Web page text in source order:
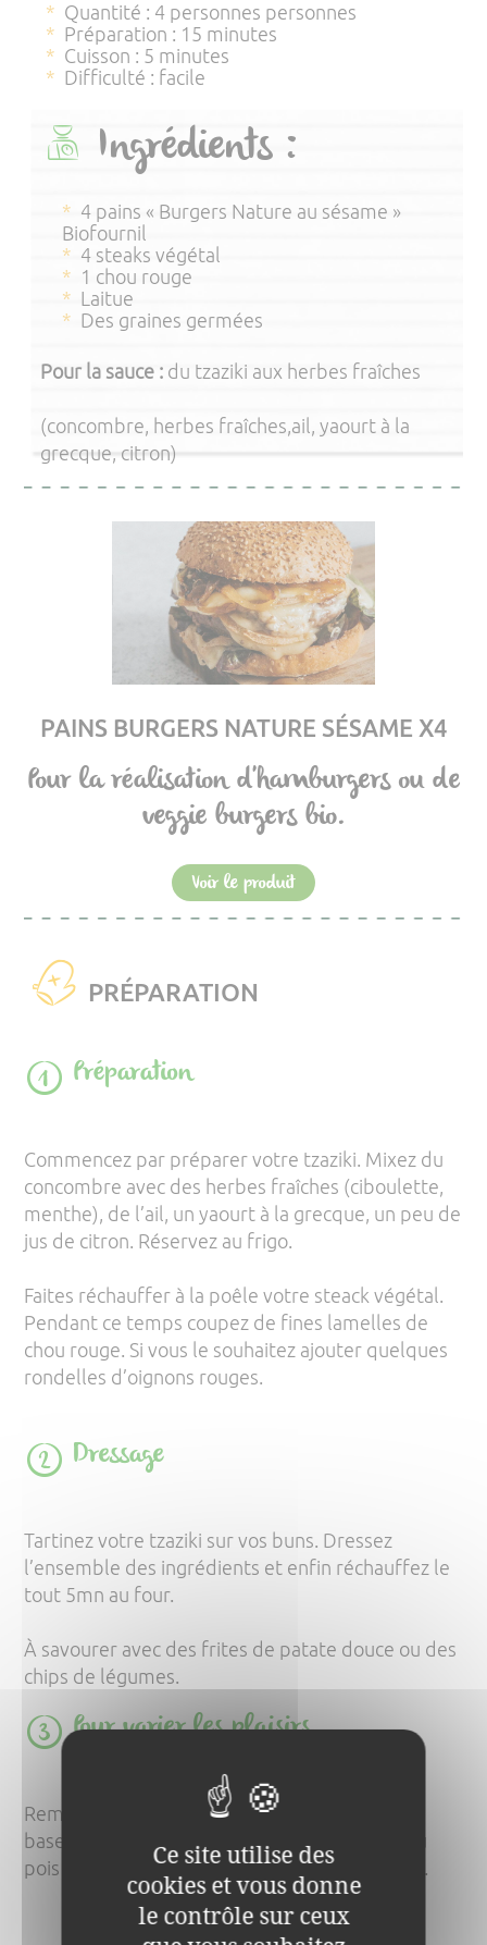
Quantité : 4 personnes personnes
Préparation : 15 minutes
Cuisson : 5 minutes
Difficulté : facile
Ingrédients :
4 pains « Burgers Nature au sésame »
Biofournil
4 steaks végétal
1 chou rouge
Laitue
Des graines germées
Pour la sauce : du tzaziki aux herbes fraîches
(concombre, herbes fraîches,ail, yaourt à la
grecque, citron)
PAINS BURGERS NATURE SÉSAME X4
Pour la réalisation d'hamburgers ou de
veggie burgers bio.
Voir le produit
PRÉPARATION
Préparation
Commencez par préparer votre tzaziki. Mixez du
concombre avec des herbes fraîches (ciboulette,
menthe), de l’ail, un yaourt à la grecque, un peu de
jus de citron. Réservez au frigo.
Faites réchauffer à la poêle votre steack végétal.
Pendant ce temps coupez de fines lamelles de
chou rouge. Si vous le souhaitez ajouter quelques
rondelles d’oignons rouges.
Dressage
Tartinez votre tzaziki sur vos buns. Dressez
l’ensemble des ingrédients et enfin réchauffez le
tout 5mn au four.
À savourer avec des frites de patate douce ou des
chips de légumes.
Pour varier les plaisirs
Remplacez le steack végétal par une galette à
base de légumineuses (pois chiche, lentilles ou
pois cassé) ou une galette de pomme de terre.
Ce site utilise des
cookies et vous donne
le contrôle sur ceux